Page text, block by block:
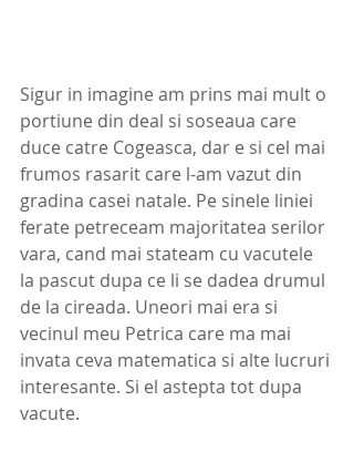
Sigur in imagine am prins mai mult o
portiune din deal si soseaua care
duce catre Cogeasca, dar e si cel mai
frumos rasarit care l-am vazut din
gradina casei natale. Pe sinele liniei
ferate petreceam majoritatea serilor
vara, cand mai stateam cu vacutele
la pascut dupa ce li se dadea drumul
de la cireada. Uneori mai era si
vecinul meu Petrica care ma mai
invata ceva matematica si alte lucruri
interesante. Si el astepta tot dupa
vacute.